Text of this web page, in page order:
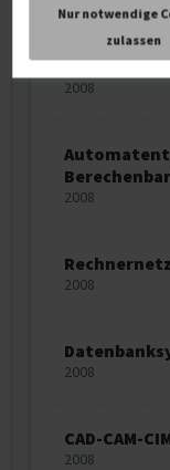
Nur notwendige
zulassen
IT-
2008
2008
2008
2008
CAD-CAM-
2008